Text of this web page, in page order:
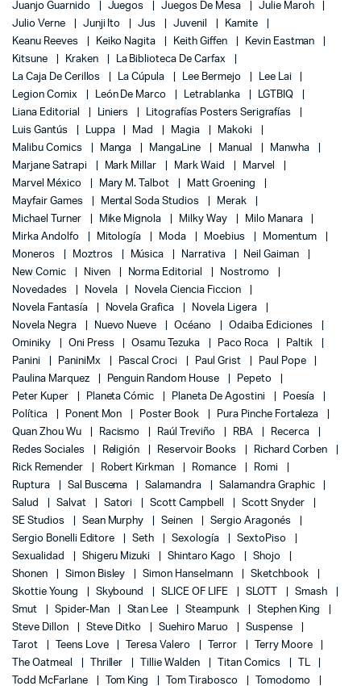
Juanjo Guarnido
Juegos Juegos De Mesa
Julie Maroh
Julio Verne
Junji Ito Jus Juvenil
Kamite
Keanu Reeves
Keiko Nagita Keith Giffen
Kevin Eastman
Kitsune
Kraken
La Biblioteca De Carfax
La Caja De Cerillos
La Cúpula Lee Bermejo
Lee Lai
Legion Comix
León De Marco Letrablanka
LGTBIQ
Liana Editorial
Liniers
Litografías Posters Serigrafías
Luis Gantús
Luppa Mad Magia
Makoki
Malibu Comics
Manga MangaLine Manual
Manwha
Marjane Satrapi
Mark Millar Mark Waid
Marvel
Marvel México
Mary M. Talbot
Matt Groening
Mayfair Games
Mental Soda Studios
Merak
Michael Turner
Mike Mignola Milky Way
Milo Manara
Mirka Andolfo
Mitología Moda Moebius
Momentum
Moneros
Moztros Música Narrativa
Neil Gaiman
New Comic
Niven Norma Editorial
Nostromo
Novedades
Novela
Novela Ciencia Ficcion
Novela Fantasía
Novela Grafica
Novela Ligera
Novela Negra
Nuevo Nueve Océano
Odaiba Ediciones
Ominiky
Oni Press Osamu Tezuka Paco Roca
Paltik
Panini
PaniniMx Pascal Croci Paul Grist
Paul Pope
Paulina Marquez
Penguin Random House
Pepeto
Peter Kuper
Planeta Cómic Planeta De Agostini
Poesía
Política
Ponent Mon Poster Book
Pura Pinche Fortaleza
Quan Zhou Wu
Racismo Raúl Treviño RBA
Recerca
Redes Sociales
Religión Reservoir Books
Richard Corben
Rick Remender
Robert Kirkman Romance
Romi
Ruptura
Sal Buscema Salamandra
Salamandra Graphic
Salud
Salvat Satori Scott Campbell
Scott Snyder
SE Studios
Sean Murphy Seinen
Sergio Aragonés
Sergio Bonelli Editore
Seth Sexología
SextoPiso
Sexualidad
Shigeru Mizuki Shintaro Kago
Shojo
Shonen
Simon Bisley Simon Hanselmann
Sketchbook
Skottie Young
Skybound SLICE OF LIFE SLOTT
Smash
Smut
Spider-Man Stan Lee Steampunk
Stephen King
Steve Dillon
Steve Ditko Suehiro Maruo
Suspense
Tarot
Teens Love Teresa Valero Terror
Terry Moore
The Oatmeal
Thriller Tillie Walden Titan Comics
TL
Todd McFarlane
Tom King Tom Tirabosco Tomodomo